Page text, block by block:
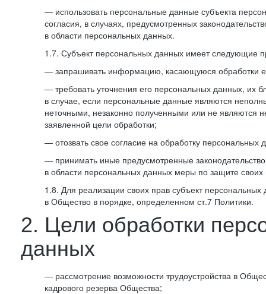
— использовать персональные данные субъекта
согласия, в случаях, предусмотренных
в области персональных данных.
1.7. Субъект персональных данных имеет следующие
— запрашивать информацию, касающуюся обработки
— требовать уточнения его персональных данных, их
в случае, если персональные данные являются
неточными, незаконно полученными или не являются
заявленной цели обработки;
— отозвать свое согласие на обработку персональных
— принимать иные предусмотренные
в области персональных данных меры по защите своих
1.8. Для реализации своих прав субъект
в Общество в порядке, определенном ст.7 Политики.
2. Цели обработки
данных
— рассмотрение возможности трудоустройства в
кадрового резерва Общества;